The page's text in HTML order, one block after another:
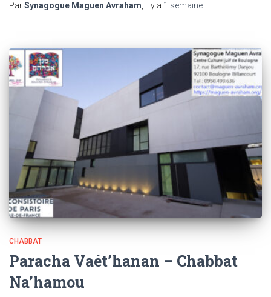
ParSynagogue Maguen Avraham, il y a 1 semaine
CHABBAT
Paracha Vaét’hanan – Chabbat
Na’hamou